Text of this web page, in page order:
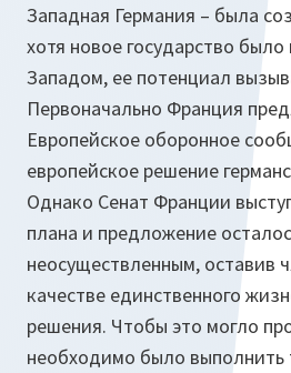
Западная Германия – была
хотя новое государство было
Западом, ее потенциал
Первоначально Франция
Европейское оборонное
европейское решение
Однако Сенат Франции
плана и предложение
неосуществленным, оставив
качестве единственного
решения. Чтобы это могло
необходимо было выполнить